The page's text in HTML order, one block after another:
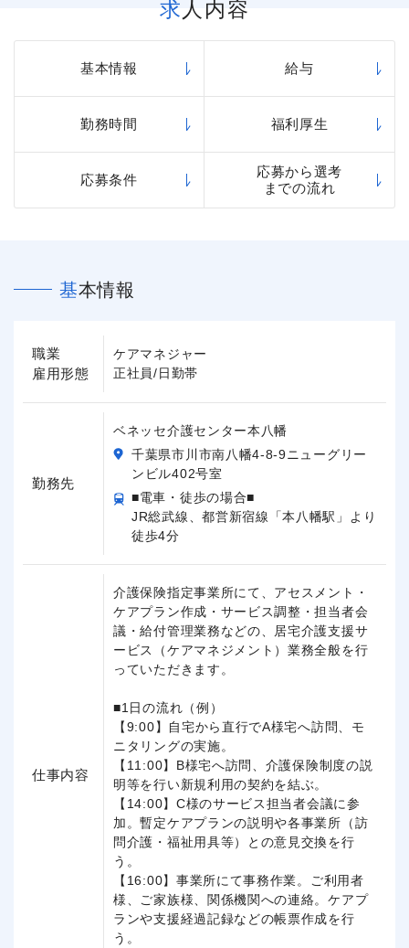
求人内容
基本情報 給与
勤務時間 福利厚生
応募条件
応募から選考
までの流れ
基本情報
職業
雇用形態
ケアマネジャー
正社員/日勤帯
勤務先
ベネッセ介護センター本八幡
千葉県市川市南八幡4-8-9ニューグリー
ンビル402号室
■電車・徒歩の場合■
JR総武線、都営新宿線「本八幡駅」より
徒歩4分
仕事内容
介護保険指定事業所にて、アセスメント・
ケアプラン作成・サービス調整・担当者会
議・給付管理業務などの、居宅介護支援サ
ービス（ケアマネジメント）業務全般を行
っていただきます。
■1日の流れ（例）
【9:00】自宅から直行でA様宅へ訪問、モ
ニタリングの実施。
【11:00】B様宅へ訪問、介護保険制度の説
明等を行い新規利用の契約を結ぶ。
【14:00】C様のサービス担当者会議に参
加。暫定ケアプランの説明や各事業所（訪
問介護・福祉用具等）との意見交換を行
う。
【16:00】事業所にて事務作業。ご利用者
様、ご家族様、関係機関への連絡。ケアプ
ランや支援経過記録などの帳票作成を行
う。